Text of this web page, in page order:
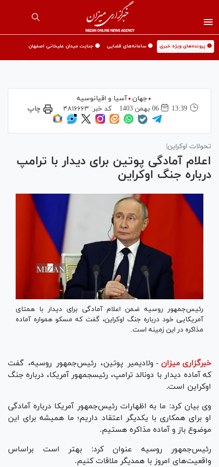
🟡 پرونده‌های ویژه خبری 🟡 سامانه‌های قضایی 🟡 جنایت میدان علیخانی اصفهان
جهان
آسیا و اقیانوسیه
13:39
06 بهمن 1403 کد خبر: ۴۸۱۶۶۶۳ چاپ
تحولات اوکراین|
اعلام آمادگی پوتین برای دیدار با ترامپ
درباره جنگ اوکراین
رئیس‌جمهور روسیه ضمن اعلام آمادگی برای دیدار با همتای
آمریکایی خود درباره جنگ اوکراین، گفت که مسکو همواره آماده
مذاکره در این زمینه است.
خبرگزاری میزان - ولادیمیر پوتین، رئیس‌جمهور روسیه، گفت
که آماده دیدار با دونالد ترامپ، رئیس‎جمهور آمریکا، درباره جنگ
اوکراین است.
وی بیان کرد: ما به اظهارات رئیس‌جمهور آمریکا درباره آمادگی
او برای همکاری با یکدیگر اعتقاد داریم؛ ما همیشه برای این
موضوع باز و آماده مذاکره هستیم.
رئیس‌‎جمهور روسیه عنوان کرد: بهتر است براساس
واقعیت‌های امروز با همدیگر ملاقات کنیم.